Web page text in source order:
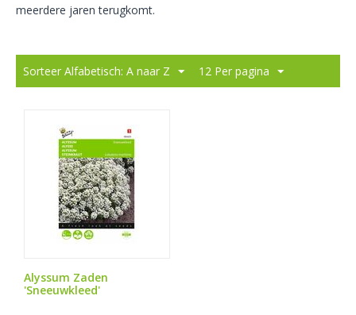
meerdere jaren terugkomt.
Sorteer Alfabetisch: A naar Z 12 Per pagina
Alyssum Zaden
'Sneeuwkleed'